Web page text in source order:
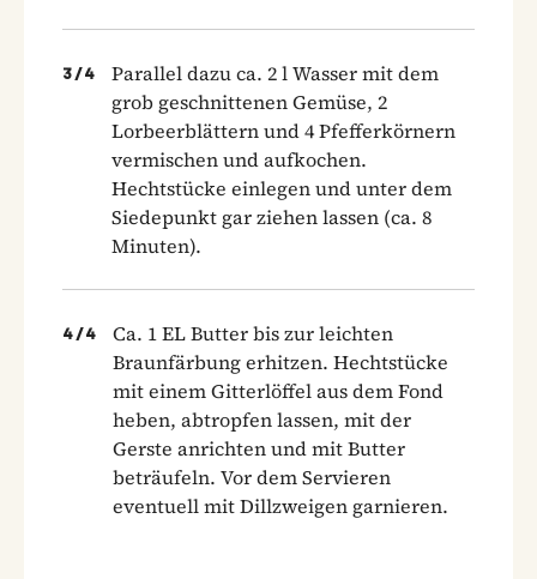
3 /4
Parallel dazu ca. 2 l Wasser mit dem
grob geschnittenen Gemüse, 2
Lorbeerblättern und 4 Pfefferkörnern
vermischen und aufkochen.
Hechtstücke einlegen und unter dem
Siedepunkt gar ziehen lassen (ca. 8
Minuten).
4 /4
Ca. 1 EL Butter bis zur leichten
Braunfärbung erhitzen. Hechtstücke
mit einem Gitterlöffel aus dem Fond
heben, abtropfen lassen, mit der
Gerste anrichten und mit Butter
beträufeln. Vor dem Servieren
eventuell mit Dillzweigen garnieren.